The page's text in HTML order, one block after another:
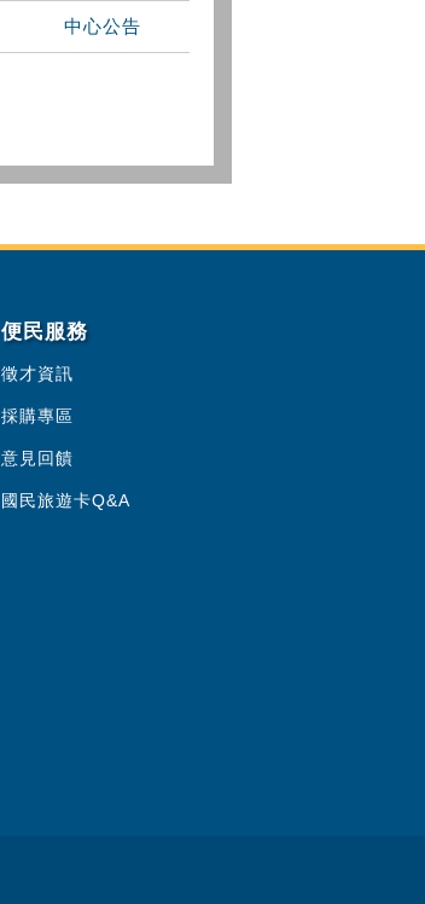
中心公告
便民服務
徵才資訊
採購專區
意見回饋
國民旅遊卡Q&A